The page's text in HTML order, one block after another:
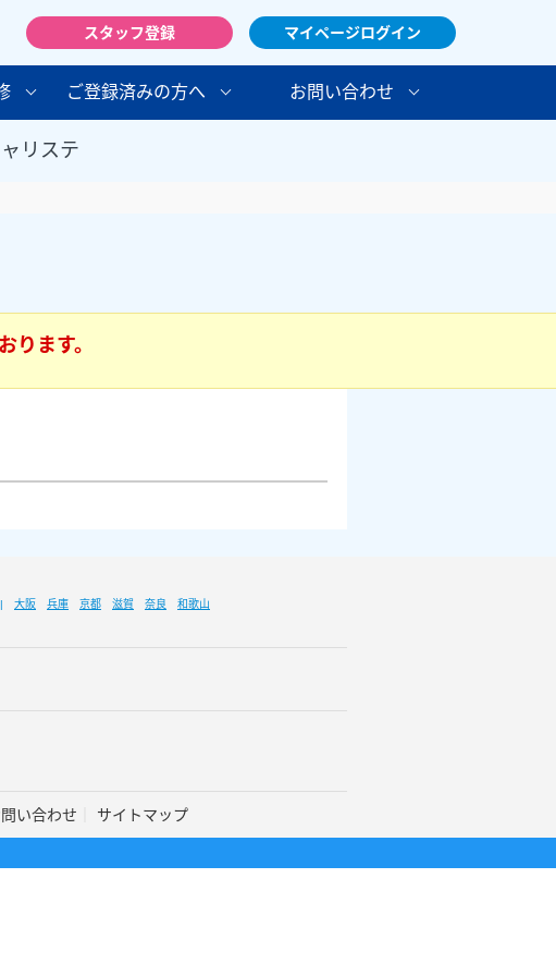
スタッフ登録 マイページログイン
ご登録済みの方へ お問い合わせ
リステ
ります。
大阪 兵庫 京都 滋賀 奈良
和歌山
い合わせ サイトマップ